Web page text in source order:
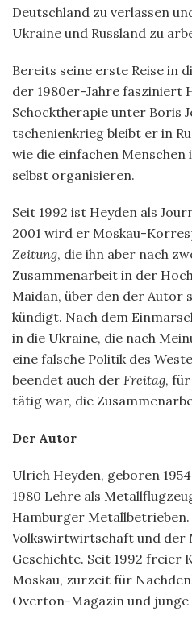
Deutschland zu verlassen
Ukraine und Russland zu
Bereits seine erste Reise in
der 1980er-Jahre fasziniert
Schocktherapie unter Boris
tschenienkrieg bleibt er in
wie die einfachen
selbst organisieren.
Seit 1992 ist Heyden als
2001 wird er Moskau-
Zeitung, die ihn aber nach
Zusammenarbeit in der
Maidan, über den der Autor
kündigt. Nach dem
in die Ukraine, die nach
eine falsche Politik des
beendet auch der Freitag,
tätig war, die
Der Autor
Ulrich Heyden, geboren
1980 Lehre als
Hamburger Metallbetrieben.
Volkswirtwirtschaft und der
Geschichte. Seit 1992 freier
Moskau, zurzeit für
Overton-Magazin und junge